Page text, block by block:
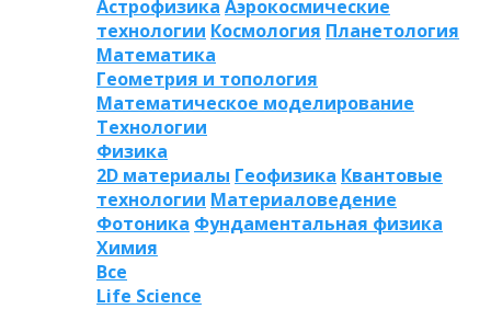
Астрофизика Аэрокосмические
технологии Космология Планетология
Математика
Геометрия и топология
Математическое моделирование
Технологии
Физика
2D материалы Геофизика Квантовые
технологии Материаловедение
Фотоника Фундаментальная физика
Химия
Все
Life Science